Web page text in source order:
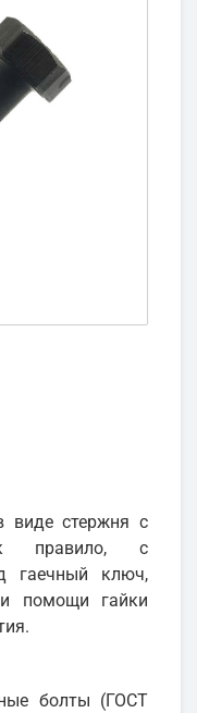
виде стержня с
правило, с
гаечный ключ,
помощи гайки
болты (ГОСТ